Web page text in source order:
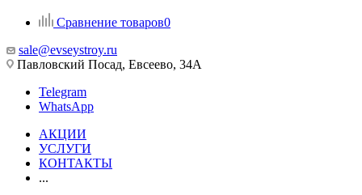
Сравнение товаров0
sale@evseystroy.ru
Павловский Посад, Евсеево, 34А
Telegram
WhatsApp
АКЦИИ
УСЛУГИ
КОНТАКТЫ
...